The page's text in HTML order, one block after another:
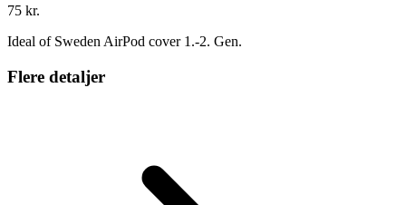
75 kr.
Ideal of Sweden AirPod cover 1.-2. Gen.
Flere detaljer